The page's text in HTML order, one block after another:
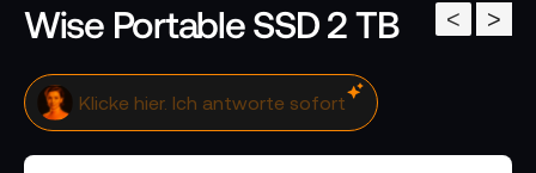
>
<
Wise Portable SSD 2 TB
Klicke hier. Ich antworte sofort